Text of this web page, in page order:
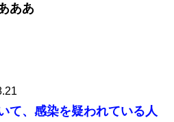
ああ
て、感染を疑われている人